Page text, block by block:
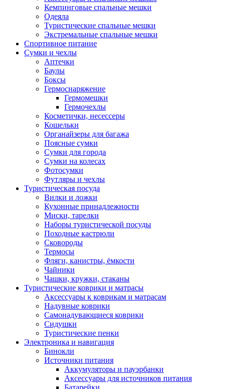
Кемпинговые спальные мешки
Одеяла
Туристические спальные мешки
Экстремальные спальные мешки
Спортивное питание
Сумки и чехлы
Аптечки
Баулы
Боксы
Гермоснаряжение
Гермомешки
Гермочехлы
Косметички, несессеры
Кошельки
Органайзеры для багажа
Поясные сумки
Сумки для города
Сумки на колесах
Фотосумки
Футляры и чехлы
Туристическая посуда
Вилки и ложки
Кухонные принадлежности
Миски, тарелки
Наборы туристической посуды
Походные кастрюли
Сковороды
Термосы
Фляги, канистры, ёмкости
Чайники
Чашки, кружки, стаканы
Туристические коврики и матрасы
Аксессуары к коврикам и матрасам
Надувные коврики
Самонадувающиеся коврики
Сидушки
Туристические пенки
Электроника и навигация
Бинокли
Источники питания
Аккумуляторы и пауэрбанки
Аксессуары для источников питания
Батарейки